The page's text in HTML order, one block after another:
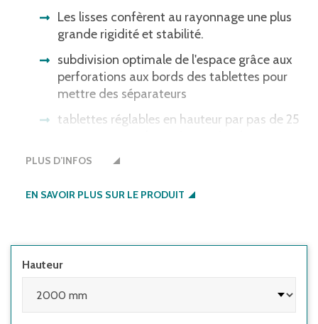
Les lisses confèrent au rayonnage une plus
grande rigidité et stabilité.
subdivision optimale de l'espace grâce aux
perforations aux bords des tablettes pour
mettre des séparateurs
tablettes réglables en hauteur par pas de 25
produits
de manière adaptée contre le
• si la hauteur de la tablette supérieure par
rapport à la profondeur du rayonnage est
supérieure à 5:1
• si le rayonnage est équipé de portes à deux
battants dont le rapport hauteur/profondeur
PLUS D’INFOS
EN SAVOIR PLUS SUR LE PRODUIT
Hauteur